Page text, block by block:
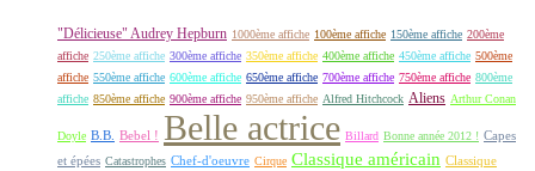
"Délicieuse" Audrey Hepburn 1000ème affiche 100ème affiche 150ème affiche 200ème
affiche 250ème affiche 300ème affiche 350ème affiche 400ème affiche 450ème affiche 500ème
affiche 550ème affiche 600ème affiche 650ème affiche 700ème affiche 750ème affiche 800ème
affiche 850ème affiche 900ème affiche 950ème affiche Alfred Hitchcock Aliens Arthur Conan
Doyle B.B. Bebel ! Belle actrice Billard Bonne année 2012 ! Capes
et épées Catastrophes Chef-d'oeuvre Cirque Classique américain Classique